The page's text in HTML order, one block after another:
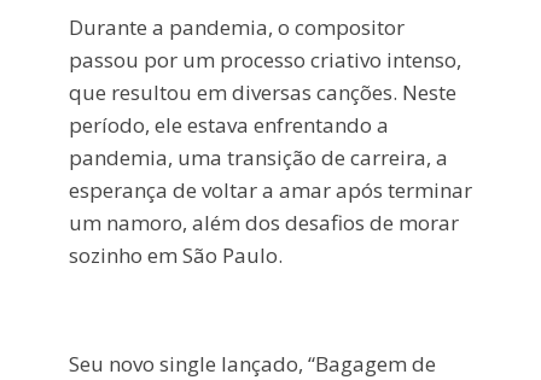
Durante a pandemia, o compositor
passou por um processo criativo intenso,
que resultou em diversas canções. Neste
período, ele estava enfrentando a
pandemia, uma transição de carreira, a
esperança de voltar a amar após terminar
um namoro, além dos desafios de morar
sozinho em São Paulo.
Seu novo single lançado, “Bagagem de